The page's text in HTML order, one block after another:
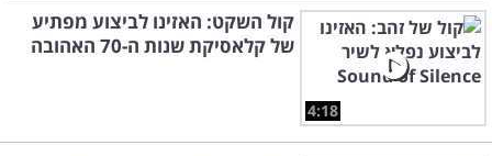
4:18
קול השקט: האזינו לביצוע מפתיע
של קלאסיקת שנות ה-70 האהובה